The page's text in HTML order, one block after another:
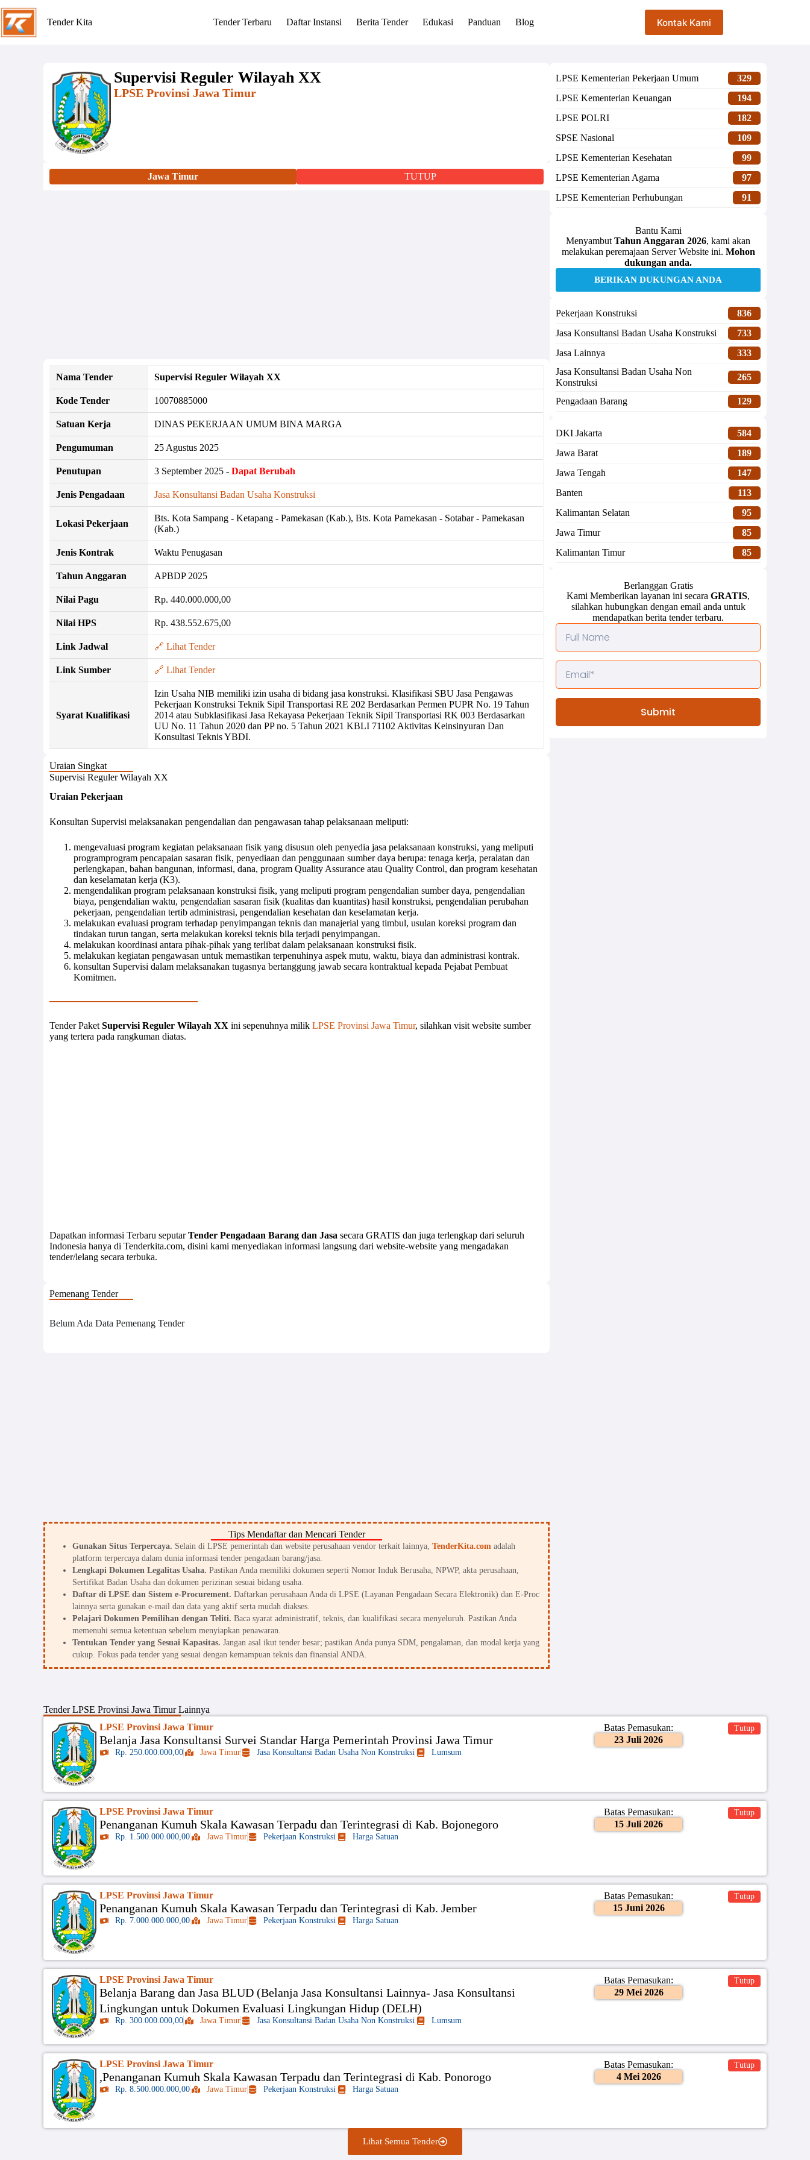
Tender Kita Tender Terbaru Daftar Instansi Berita Tender Edukasi Panduan Blog Kontak Kami
Supervisi Reguler Wilayah XX
LPSE Provinsi Jawa Timur
Jawa Timur TUTUP
Nama Tender Supervisi Reguler Wilayah XX
Kode Tender 10070885000
Satuan Kerja DINAS PEKERJAAN UMUM BINA MARGA
Pengumuman 25 Agustus 2025
Penutupan 3 September 2025 - Dapat Berubah
Jenis Pengadaan Jasa Konsultansi Badan Usaha Konstruksi
Lokasi Pekerjaan
Bts. Kota Sampang - Ketapang - Pamekasan (Kab.), Bts. Kota Pamekasan - Sotabar - Pamekasan
(Kab.)
Jenis Kontrak Waktu Penugasan
Tahun Anggaran APBDP 2025
Nilai Pagu Rp. 440.000.000,00
Nilai HPS Rp. 438.552.675,00
Link Jadwal 🔗 Lihat Tender
Link Sumber 🔗 Lihat Tender
Syarat Kualifikasi
Izin Usaha NIB memiliki izin usaha di bidang jasa konstruksi. Klasifikasi SBU Jasa Pengawas
Pekerjaan Konstruksi Teknik Sipil Transportasi RE 202 Berdasarkan Permen PUPR No. 19 Tahun
2014 atau Subklasifikasi Jasa Rekayasa Pekerjaan Teknik Sipil Transportasi RK 003 Berdasarkan
UU No. 11 Tahun 2020 dan PP no. 5 Tahun 2021 KBLI 71102 Aktivitas Keinsinyuran Dan
Konsultasi Teknis YBDI.
Uraian Singkat
Supervisi Reguler Wilayah XX
Uraian Pekerjaan
Konsultan Supervisi melaksanakan pengendalian dan pengawasan tahap pelaksanaan meliputi:
mengevaluasi program kegiatan pelaksanaan fisik yang disusun oleh penyedia jasa pelaksanaan konstruksi, yang meliputi
programprogram pencapaian sasaran fisik, penyediaan dan penggunaan sumber daya berupa: tenaga kerja, peralatan dan
perlengkapan, bahan bangunan, informasi, dana, program Quality Assurance atau Quality Control, dan program kesehatan
dan keselamatan kerja (K3).
mengendalikan program pelaksanaan konstruksi fisik, yang meliputi program pengendalian sumber daya, pengendalian
biaya, pengendalian waktu, pengendalian sasaran fisik (kualitas dan kuantitas) hasil konstruksi, pengendalian perubahan
pekerjaan, pengendalian tertib administrasi, pengendalian kesehatan dan keselamatan kerja.
melakukan evaluasi program terhadap penyimpangan teknis dan manajerial yang timbul, usulan koreksi program dan
tindakan turun tangan, serta melakukan koreksi teknis bila terjadi penyimpangan.
melakukan koordinasi antara pihak-pihak yang terlibat dalam pelaksanaan konstruksi fisik.
melakukan kegiatan pengawasan untuk memastikan terpenuhinya aspek mutu, waktu, biaya dan administrasi kontrak.
konsultan Supervisi dalam melaksanakan tugasnya bertanggung jawab secara kontraktual kepada Pejabat Pembuat
Komitmen.
Tender Paket Supervisi Reguler Wilayah XX ini sepenuhnya milik LPSE Provinsi Jawa Timur, silahkan visit website sumber
yang tertera pada rangkuman diatas.
Dapatkan informasi Terbaru seputarTender Pengadaan Barang dan Jasa secara GRATIS dan juga terlengkap dari seluruh
Indonesia hanya di Tenderkita.com, disini kami menyediakan informasi langsung dari website-website yang mengadakan
tender/lelang secara terbuka.
Pemenang Tender
Belum Ada Data Pemenang Tender
Tips Mendaftar dan Mencari Tender
Gunakan Situs Terpercaya. Selain di LPSE pemerintah dan website perusahaan vendor terkait lainnya, TenderKita.com adalah
platform terpercaya dalam dunia informasi tender pengadaan barang/jasa.
Lengkapi Dokumen Legalitas Usaha. Pastikan Anda memiliki dokumen seperti Nomor Induk Berusaha, NPWP, akta perusahaan,
Sertifikat Badan Usaha dan dokumen perizinan sesuai bidang usaha.
Daftar di LPSE dan Sistem e-Procurement. Daftarkan perusahaan Anda di LPSE (Layanan Pengadaan Secara Elektronik) dan E-Proc
lainnya serta gunakan e-mail dan data yang aktif serta mudah diakses.
Pelajari Dokumen Pemilihan dengan Teliti. Baca syarat administratif, teknis, dan kualifikasi secara menyeluruh. Pastikan Anda
memenuhi semua ketentuan sebelum menyiapkan penawaran.
Tentukan Tender yang Sesuai Kapasitas. Jangan asal ikut tender besar; pastikan Anda punya SDM, pengalaman, dan modal kerja yang
cukup. Fokus pada tender yang sesuai dengan kemampuan teknis dan finansial ANDA.
LPSE Kementerian Pekerjaan Umum
329
LPSE Kementerian Keuangan
194
LPSE POLRI
182
SPSE Nasional
109
LPSE Kementerian Kesehatan
99
LPSE Kementerian Agama
97
LPSE Kementerian Perhubungan
91
Bantu Kami
Menyambut Tahun Anggaran 2026, kami akan
melakukan peremajaan Server Website ini. Mohon
dukungan anda.
BERIKAN DUKUNGAN ANDA
Pekerjaan Konstruksi
836
Jasa Konsultansi Badan Usaha Konstruksi
733
Jasa Lainnya
333
Jasa Konsultansi Badan Usaha Non
Konstruksi
265
Pengadaan Barang 129
DKI Jakarta
584
Jawa Barat
189
Jawa Tengah
147
Banten
113
Kalimantan Selatan
95
Jawa Timur
85
Kalimantan Timur
85
Berlanggan Gratis
Kami Memberikan layanan ini secara GRATIS,
silahkan hubungkan dengan email anda untuk
mendapatkan berita tender terbaru.
Submit
TenderLPSE Provinsi Jawa TimurLainnya
LPSE Provinsi Jawa Timur
Belanja Jasa Konsultansi Survei Standar Harga Pemerintah Provinsi Jawa Timur
Rp. 250.000.000,00 Jawa Timur Jasa Konsultansi Badan Usaha Non Konstruksi Lumsum
Batas Pemasukan:
23 Juli 2026
Tutup
LPSE Provinsi Jawa Timur
Penanganan Kumuh Skala Kawasan Terpadu dan Terintegrasi di Kab. Bojonegoro
Rp. 1.500.000.000,00 Jawa Timur Pekerjaan Konstruksi Harga Satuan
Batas Pemasukan:
15 Juli 2026
Tutup
LPSE Provinsi Jawa Timur
Penanganan Kumuh Skala Kawasan Terpadu dan Terintegrasi di Kab. Jember
Rp. 7.000.000.000,00 Jawa Timur Pekerjaan Konstruksi Harga Satuan
Batas Pemasukan:
15 Juni 2026
Tutup
LPSE Provinsi Jawa Timur
Belanja Barang dan Jasa BLUD (Belanja Jasa Konsultansi Lainnya- Jasa Konsultansi
Lingkungan untuk Dokumen Evaluasi Lingkungan Hidup (DELH)
Rp. 300.000.000,00 Jawa Timur Jasa Konsultansi Badan Usaha Non Konstruksi Lumsum
Batas Pemasukan:
29 Mei 2026
Tutup
LPSE Provinsi Jawa Timur
,Penanganan Kumuh Skala Kawasan Terpadu dan Terintegrasi di Kab. Ponorogo
Rp. 8.500.000.000,00 Jawa Timur Pekerjaan Konstruksi Harga Satuan
Batas Pemasukan:
4 Mei 2026
Tutup
Lihat Semua Tender